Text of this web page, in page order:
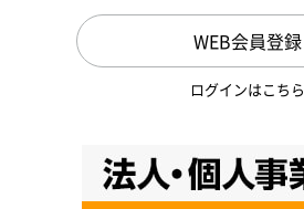
WEB会員登録
ログインはこちら